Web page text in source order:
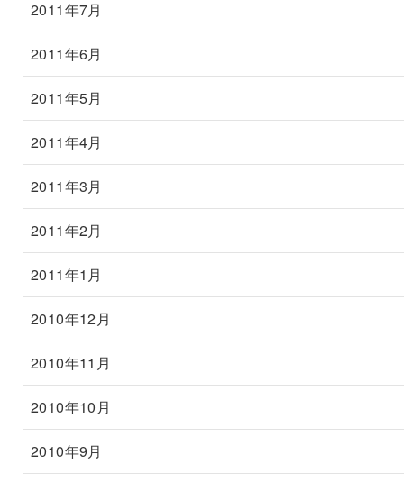
2011年7月
2011年6月
2011年5月
2011年4月
2011年3月
2011年2月
2011年1月
2010年12月
2010年11月
2010年10月
2010年9月